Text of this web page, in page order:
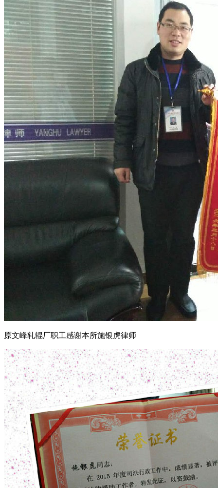
原文峰轧辊厂职工感谢本所施银虎律师